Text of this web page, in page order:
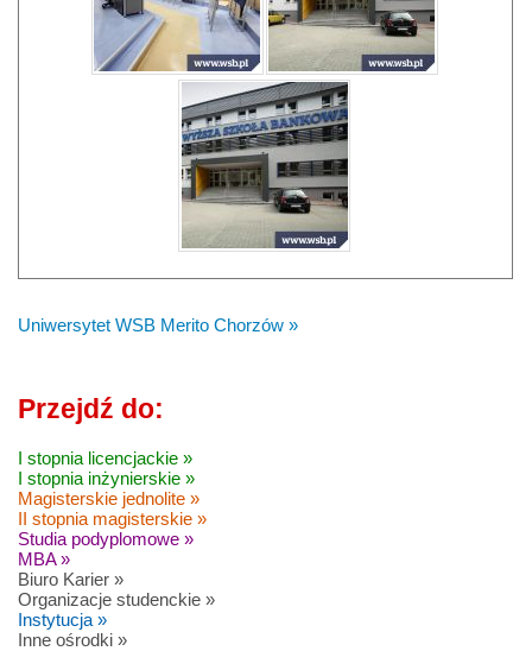
Uniwersytet WSB Merito Chorzów »
Przejdź do:
I stopnia licencjackie »
I stopnia inżynierskie »
Magisterskie jednolite »
II stopnia magisterskie »
Studia podyplomowe »
MBA »
Biuro Karier »
Organizacje studenckie »
Instytucja »
Inne ośrodki »